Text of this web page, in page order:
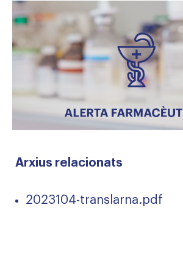
Arxius relacionats
2023104-translarna.pdf